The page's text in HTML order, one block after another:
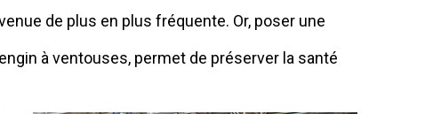
de plus en plus fréquente. Or, poser une
à ventouses, permet de préserver la santé